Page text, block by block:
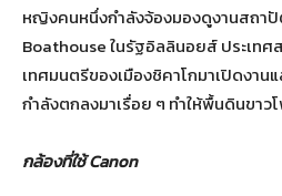
หญิงคนหนึ่งกำลังจ้องมองดูงานสถา
Boathouse ในรัฐอิลลินอยส์ ประเทศ
เทศมนตรีของเมืองชิคาโกมาเปิดงาน
กำลังตกลงมาเรื่อย ๆ ทำให้พื้นดินขา
กล้องที่ใช้Canon